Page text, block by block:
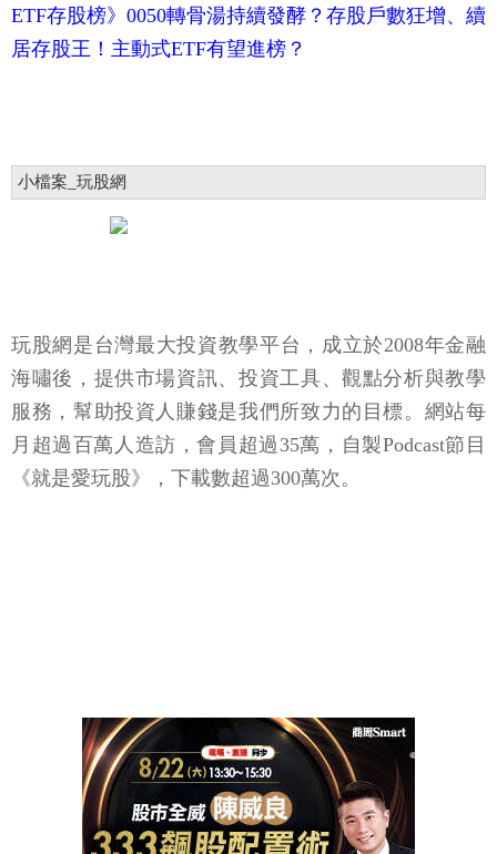
ETF存股榜》0050轉骨湯持續發酵？存股戶數狂增、續
居存股王！主動式ETF有望進榜？
小檔案_玩股網
玩股網是台灣最大投資教學平台，成立於2008年金融
海嘯後，提供市場資訊、投資工具、觀點分析與教學
服務，幫助投資人賺錢是我們所致力的目標。網站每
月超過百萬人造訪，會員超過35萬，自製Podcast節目
《就是愛玩股》，下載數超過300萬次。